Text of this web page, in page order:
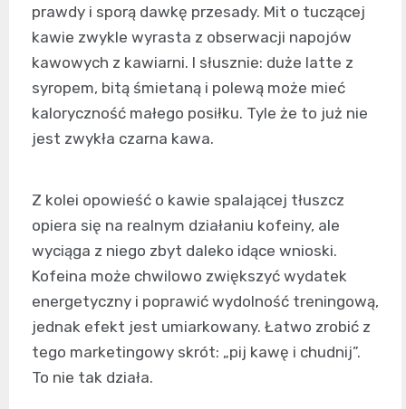
prawdy i sporą dawkę przesady. Mit o tuczącej
kawie zwykle wyrasta z obserwacji napojów
kawowych z kawiarni. I słusznie: duże latte z
syropem, bitą śmietaną i polewą może mieć
kaloryczność małego posiłku. Tyle że to już nie
jest zwykła czarna kawa.
Z kolei opowieść o kawie spalającej tłuszcz
opiera się na realnym działaniu kofeiny, ale
wyciąga z niego zbyt daleko idące wnioski.
Kofeina może chwilowo zwiększyć wydatek
energetyczny i poprawić wydolność treningową,
jednak efekt jest umiarkowany. Łatwo zrobić z
tego marketingowy skrót: „pij kawę i chudnij”.
To nie tak działa.